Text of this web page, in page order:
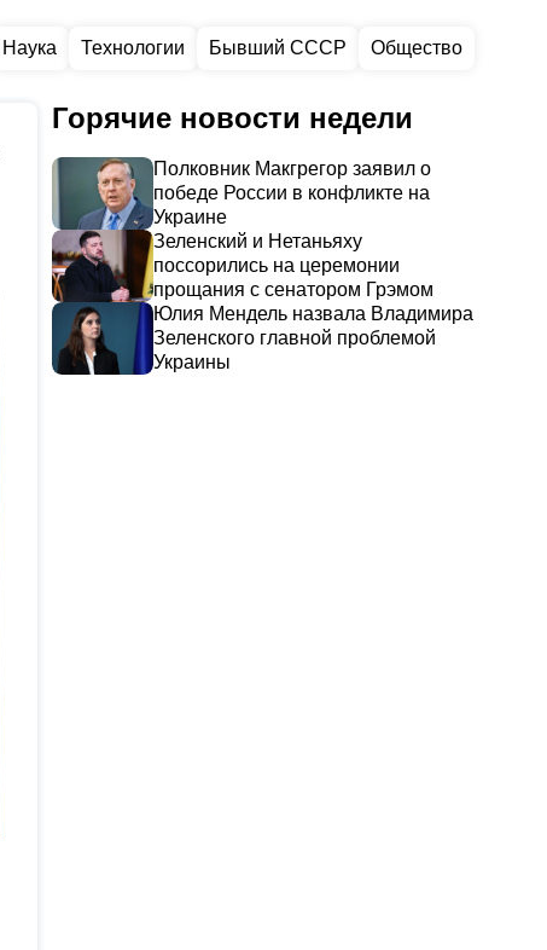
Наука Технологии Бывший СССР Общество
Горячие новости недели
Полковник Макгрегор заявил о
победе России в конфликте на
Украине
Зеленский и Нетаньяху
поссорились на церемонии
прощания с сенатором Грэмом
Юлия Мендель назвала Владимира
Зеленского главной проблемой
Украины